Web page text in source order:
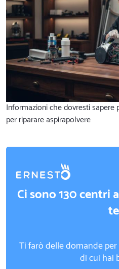
Informazioni che dovresti sapere
per riparare aspirapolvere
Ci sono 130 centri
te
Ti farò delle domande
di cui hai